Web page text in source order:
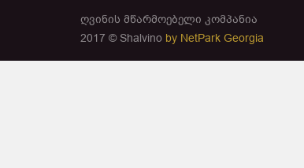
ღვინის მწარმოებელი კომპანია
2017 © Shalvino by NetPark Georgia